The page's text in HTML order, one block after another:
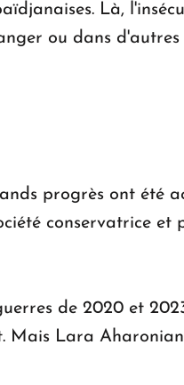
Là,
ou dans d'autres
progrès ont été
conservatrice et
de 2020 et
Mais Lara